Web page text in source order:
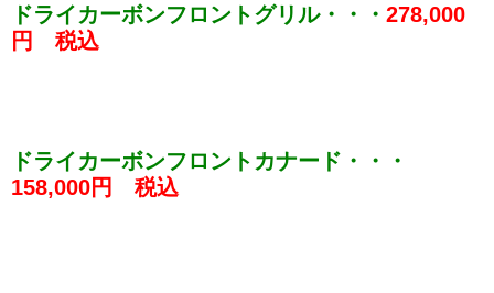
ドライカーボンフロントグリル・・・ 278,000
円 税込
ドライカーボンフロントカナード・・・
158,000円 税込